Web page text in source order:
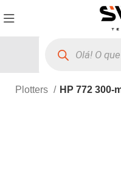
Plotters HP 772 300-